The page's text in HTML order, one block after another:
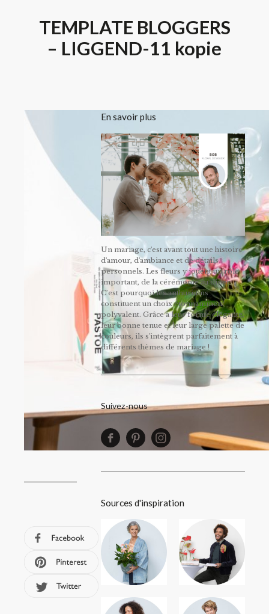
TEMPLATE BLOGGERS
– LIGGEND-11 kopie
En savoir plus
Un mariage, c'est avant tout une histoire
d'amour, d'ambiance et de détails
personnels. Les fleurs y jouent un rôle
important, de la cérémonie au dîner.
C’est pourquoi les anthuriums
constituent un choix étonnamment
polyvalent. Grâce à leur forme élégante,
leur bonne tenue et leur large palette de
couleurs, ils s'intègrent parfaitement à
différents thèmes de mariage !
Suivez-nous
Sources d'inspiration